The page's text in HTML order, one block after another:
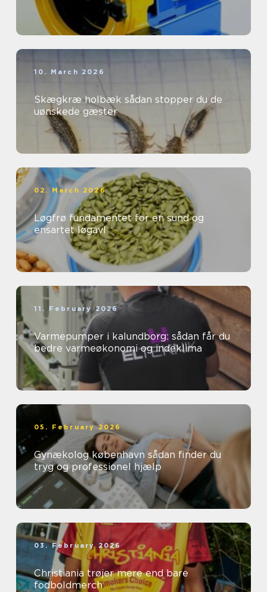
10. March 2026
Skægkræ holbæk sådan stopper du de
uønskede gæster
02. March 2026
Løgfrø fundamentet for en sund og
ensartet løgavl
11. February 2026
Varmepumper i kalundborg: sådan får du
bedre varmeøkonomi og indeklima
05. February 2026
Gynækolog københavn sådan finder du
tryg og professionel hjælp
03. February 2026
Christiania trøjer mere end bare
fodboldmerch